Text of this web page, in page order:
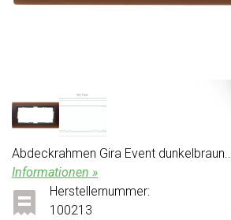
Abdeckrahmen Gira Event dunkelbraun...
Informationen »
Herstellernummer:
100213